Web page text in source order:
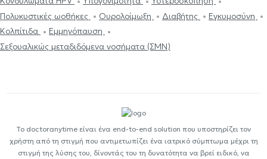
Πολυκυστικές ωοθήκες
Ουρολοίμωξη Διαβήτης
Εγκυμοσύνη
Κολπίτιδα
Εμμηνόπαυση
Σεξουαλικώς μεταδιδόμενα νοσήματα (ΣΜΝ)
Το doctoranytime είναι ένα end-to-end solution που υποστηρίζει τον
χρήστη από τη στιγμή που αντιμετωπίζει ένα ιατρικό σύμπτωμα μέχρι τη
στιγμή της λύσης του, δίνοντάς του τη δυνατότητα να βρεί ειδικό, να